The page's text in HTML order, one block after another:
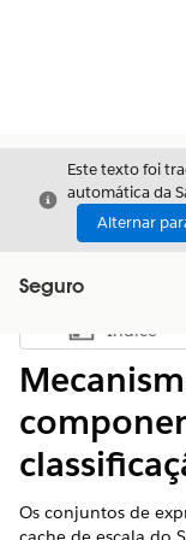
Fechar
Este texto foi
automática da
Alternar
Seguro
Mostrar
Índice
Os conjuntos de